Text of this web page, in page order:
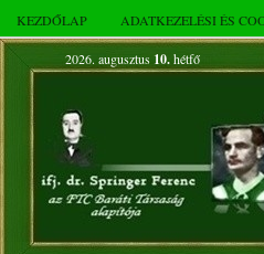
KEZDŐLAP ADATKEZELÉSI ÉS
2026. augusztus 10.hétfő